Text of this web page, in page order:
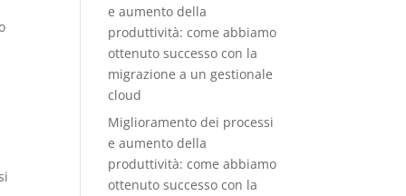
e aumento della
produttività: come abbiamo
ottenuto successo con la
migrazione a un gestionale
cloud
Miglioramento dei processi
e aumento della
produttività: come abbiamo
ottenuto successo con la